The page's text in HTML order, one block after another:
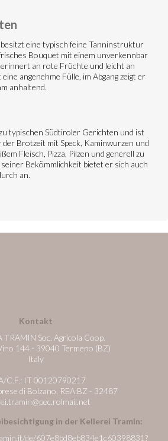
eine typisch feine Tanninstruktur
Bouquet mit einem unverkennbar
an rote Früchte und leicht an
angenehme Fülle, im Abgang zeigt er
anhaltend.
typischen Südtiroler Gerichten und ist
Brotzeit mit Speck, Kaminwurzen und
Fleisch, Pizza, Pilzen und generell zu
Bekömmlichkeit bietet er sich auch
an.
Kontakt
TRAMIN Soc. Agricola Coop.
144 - 39040 Termeno (BZ)
Italy
C.F.: IT 00120790217
di Bolzano, REA:BZ - 32487
in der Kellerei Tramin:
de/607e8bd8eb834e1c60398831?